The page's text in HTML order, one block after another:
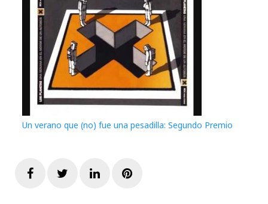
Un verano que (no) fue una pesadilla: Segundo Premio
FacebookTwitterLinkedInPinterest